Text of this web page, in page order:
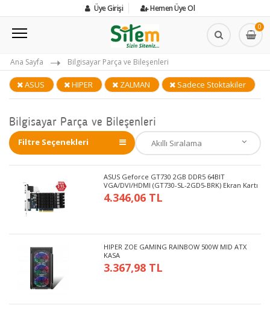
Üye Girişi Hemen Üye Ol
0
Ana Sayfa Bilgisayar Parça ve Bileşenleri
ASUS HIPER ZALMAN Sadece Stoktakiler
Bilgisayar Parça ve Bileşenleri
Filtre Seçenekleri
ASUS Geforce GT730 2GB DDR5 64BIT
VGA/DVI/HDMI (GT730-SL-2GD5-BRK) Ekran Kartı
4.346,06 TL
HIPER ZOE GAMING RAINBOW 500W MID ATX
KASA
3.367,98 TL